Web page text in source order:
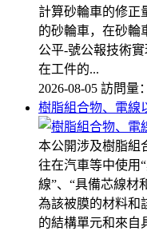
計算砂輪車的修正
的砂輪車，在砂輪
公平-號公報技術
在工件的...
2026-08-05 訪問量
樹脂組合物、電線
本公開涉及樹脂組
往在汽車等中使用
線”、“具備芯線材
為該被膜的材料和
的結構單元和來自